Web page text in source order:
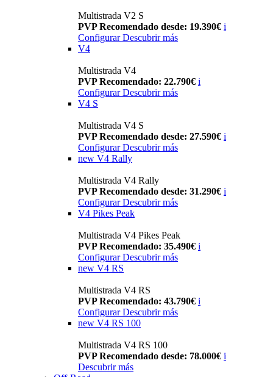
Multistrada V2 S
PVP Recomendado desde: 19.390€ i
Configurar Descubrir más
V4
Multistrada V4
PVP Recomendado: 22.790€ i
Configurar Descubrir más
V4 S
Multistrada V4 S
PVP Recomendado desde: 27.590€ i
Configurar Descubrir más
new V4 Rally
Multistrada V4 Rally
PVP Recomendado desde: 31.290€ i
Configurar Descubrir más
V4 Pikes Peak
Multistrada V4 Pikes Peak
PVP Recomendado: 35.490€ i
Configurar Descubrir más
new V4 RS
Multistrada V4 RS
PVP Recomendado: 43.790€ i
ConfigurarDescubrir más
new V4 RS 100
Multistrada V4 RS 100
PVP Recomendado desde: 78.000€ i
Descubrir más